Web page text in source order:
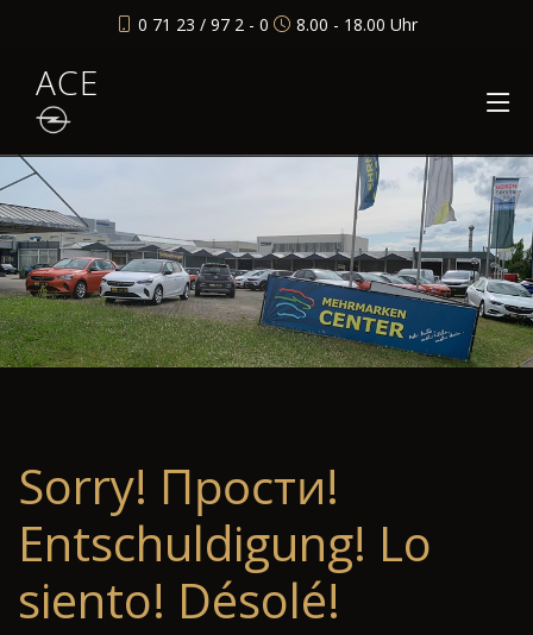
0 71 23 / 97 2 - 0 8.00 - 18.00 Uhr
ACE
Sorry! Прости!
Entschuldigung! Lo
siento! Désolé!